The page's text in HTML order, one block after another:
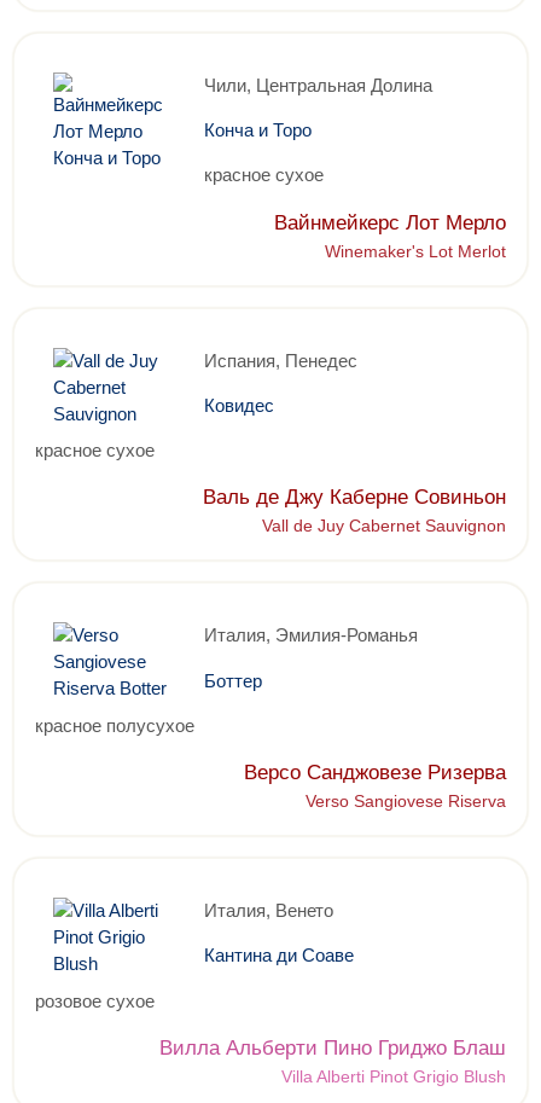
Чили, Центральная Долина
Конча и Торо
красное сухое
Вайнмейкерс Лот Мерло
Winemaker's Lot Merlot
Испания, Пенедес
Ковидес
красное сухое
Валь де Джу Каберне Совиньон
Vall de Juy Cabernet Sauvignon
Италия, Эмилия-Романья
Боттер
красное полусухое
Версо Санджовезе Ризерва
Verso Sangiovese Riserva
Италия, Венето
Кантина ди Соаве
розовое сухое
Вилла Альберти Пино Гриджо Блаш
Villa Alberti Pinot Grigio Blush